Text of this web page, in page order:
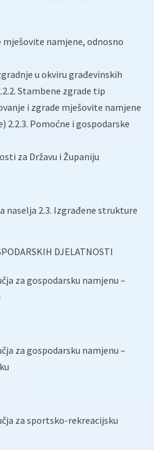
mješovite namjene, odnosno
u okviru građevinskih
Stambene zgrade tip
i zgrade mješovite namjene
2.2.3. Pomoćne i gospodarske
za Državu i Županiju
naselja 2.3. Izgrađene strukture
DJELATNOSTI
za gospodarsku namjenu –
za gospodarsku namjenu –
za sportsko-rekreacijsku